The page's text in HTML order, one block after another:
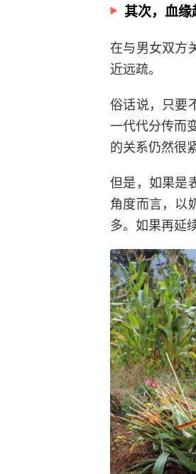
其次，血缘
在与男女双方
近远疏。
俗话说，只要
一代代分传而
的关系仍然很
但是，如果是
角度而言，以
多。如果再延